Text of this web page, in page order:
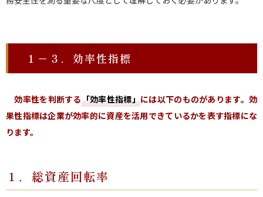
１－３．効率性指標
効率性を判断する「効率性指標」には以下のものがあります。効
果性指標は企業が効率的に資産を活用できているかを表す指標にな
ります。
１．総資産回転率